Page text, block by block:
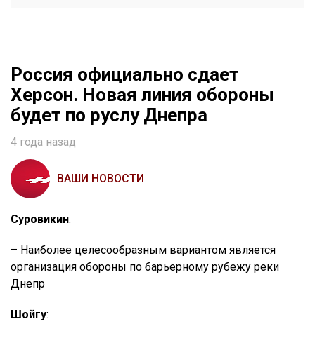
Россия официально сдает
Херсон. Новая линия обороны
будет по руслу Днепра
4 года назад
ВАШИ НОВОСТИ
Суровикин:
– Наиболее целесообразным вариантом является
организация обороны по барьерному рубежу реки
Днепр
Шойгу: